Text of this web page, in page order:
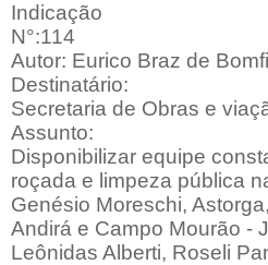
Indicação
N°:114
Autor: Eurico Braz de
Destinatário:
Secretaria de Obras e
Assunto:
Disponibilizar equipe
roçada e limpeza pública
Genésio Moreschi,
Andirá e Campo Mourão -
Leônidas Alberti, Roseli